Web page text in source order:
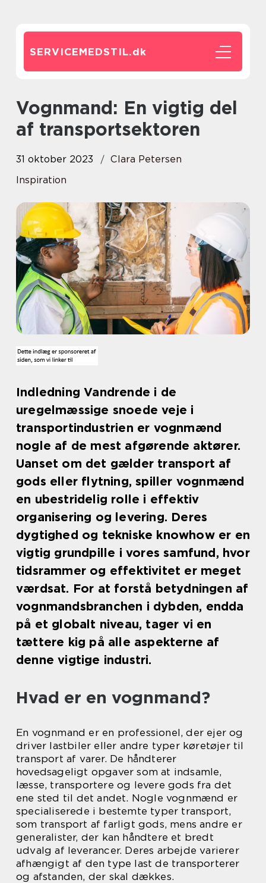
SERVICEMEDSTIL.dk
Vognmand: En vigtig del
af transportsektoren
31 oktober 2023
Clara Petersen
Inspiration
Indledning Vandrende i de
uregelmæssige snoede veje i
transportindustrien er vognmænd
nogle af de mest afgørende aktører.
Uanset om det gælder transport af
gods eller flytning, spiller vognmænd
en ubestridelig rolle i effektiv
organisering og levering. Deres
dygtighed og tekniske knowhow er en
vigtig grundpille i vores samfund, hvor
tidsrammer og effektivitet er meget
værdsat. For at forstå betydningen af
vognmandsbranchen i dybden, endda
på et globalt niveau, tager vi en
tættere kig på alle aspekterne af
denne vigtige industri.
Hvad er en vognmand?
En vognmand er en professionel, der ejer og
driver lastbiler eller andre typer køretøjer til
transport af varer. De håndterer
hovedsageligt opgaver som at indsamle,
læsse, transportere og levere gods fra det
ene sted til det andet. Nogle vognmænd er
specialiserede i bestemte typer transport,
som transport af farligt gods, mens andre er
generalister, der kan håndtere et bredt
udvalg af leverancer. Deres arbejde varierer
afhængigt af den type last de transporterer
og afstanden, der skal dækkes.